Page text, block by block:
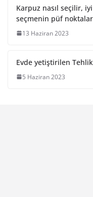
Karpuz nasıl seçilir,
seçmenin püf
13 Haziran 2023
Evde yetiştirilen
5 Haziran 2023